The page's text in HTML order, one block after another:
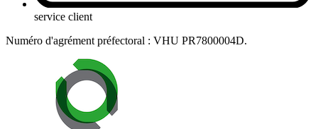
service client
Numéro d'agrément préfectoral : VHU PR7800004D.